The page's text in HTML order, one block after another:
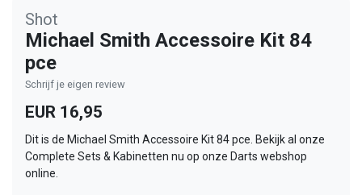
Shot
Michael Smith Accessoire Kit 84
pce
Schrijf je eigen review
EUR 16,95
Dit is de Michael Smith Accessoire Kit 84 pce. Bekijk al onze
Complete Sets & Kabinetten nu op onze Darts webshop
online.